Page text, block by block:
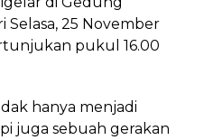
Selasa, 25 November
pukul 16.00
hanya menjadi
juga sebuah gerakan